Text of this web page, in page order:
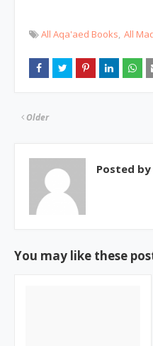
All Aqa'aed Books All
Older
Posted by
You may like these